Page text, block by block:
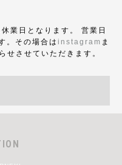
業日となります。 営業日
。その場合は instagram ま
せさせていただきます。